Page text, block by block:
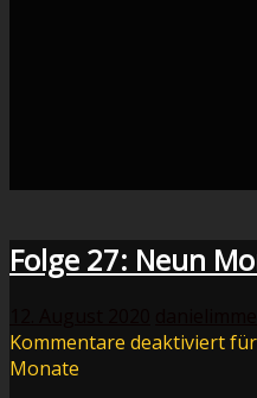
Folge 27: Neun
Kommentare deaktiviert
Monate